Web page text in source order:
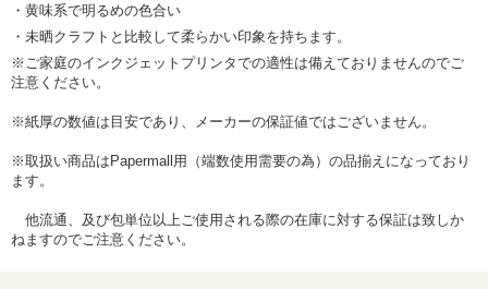
・黄味系で明るめの色合い
・未晒クラフトと比較して柔らかい印象を持ちます。
※ご家庭のインクジェットプリンタでの適性は備えておりませんのでご
注意ください。
※紙厚の数値は目安であり、メーカーの保証値ではございません。
※取扱い商品はPapermall用（端数使用需要の為）の品揃えになっており
ます。
他流通、及び包単位以上ご使用される際の在庫に対する保証は致しか
ねますのでご注意ください。